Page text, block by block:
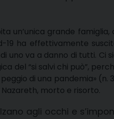
un’unica grande
19 ha effettivamente
va a danno di tutti. Ci
del “si salvi chi può”,
di una pandemia»
morto e risorto.
agli occhi e